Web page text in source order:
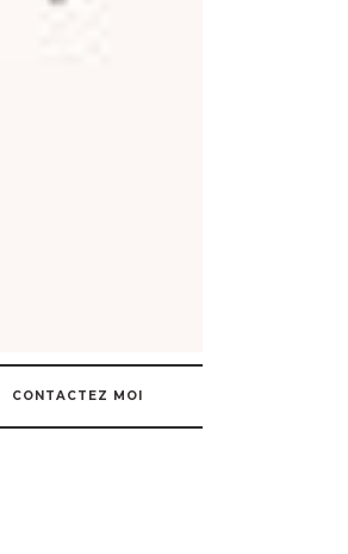
CONTACTEZ MOI